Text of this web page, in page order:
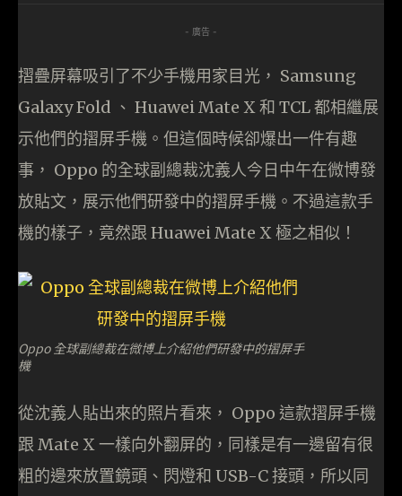
- 廣告 -
摺疊屏幕吸引了不少手機用家目光， Samsung
Galaxy Fold 、 Huawei Mate X 和 TCL 都相繼展
示他們的摺屏手機。但這個時候卻爆出一件有趣
事， Oppo 的全球副總裁沈義人今日中午在微博發
放貼文，展示他們研發中的摺屏手機。不過這款手
機的樣子，竟然跟 Huawei Mate X 極之相似！
Oppo 全球副總裁在微博上介紹他們研發中的摺屏手
機
從沈義人貼出來的照片看來， Oppo 這款摺屏手機
跟 Mate X 一樣向外翻屏的，同樣是有一邊留有很
粗的邊來放置鏡頭、閃燈和 USB-C 接頭，所以同